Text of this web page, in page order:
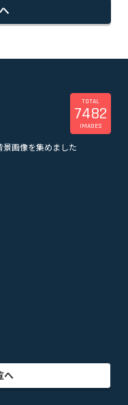
画像を集めました
TOTAL
7482
IMAGES
へ